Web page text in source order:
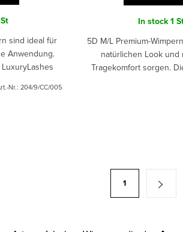
sind ideal für
Anwendung.
Nr.:204/9/CC/005
In stock1
5D M/L Premium-
natürlichen Look und
Tragekomfort sorgen.
1